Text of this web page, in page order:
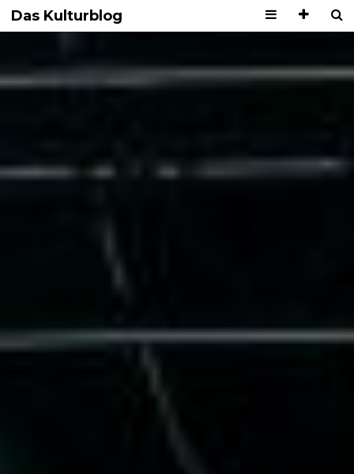
Das Kulturblog